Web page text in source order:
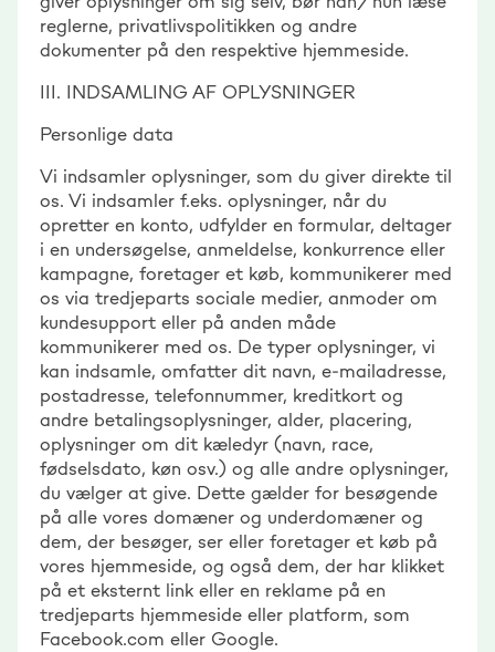
reglerne, privatlivspolitikken og andre
dokumenter på den respektive hjemmeside.
III. INDSAMLING AF OPLYSNINGER
Personlige data
Vi indsamler oplysninger, som du giver direkte til
os. Vi indsamler f.eks. oplysninger, når du
opretter en konto, udfylder en formular, deltager
i en undersøgelse, anmeldelse, konkurrence eller
kampagne, foretager et køb, kommunikerer med
os via tredjeparts sociale medier, anmoder om
kundesupport eller på anden måde
kommunikerer med os. De typer oplysninger, vi
kan indsamle, omfatter dit navn, e-mailadresse,
postadresse, telefonnummer, kreditkort og
andre betalingsoplysninger, alder, placering,
oplysninger om dit kæledyr (navn, race,
fødselsdato, køn osv.) og alle andre oplysninger,
du vælger at give. Dette gælder for besøgende
på alle vores domæner og underdomæner og
dem, der besøger, ser eller foretager et køb på
vores hjemmeside, og også dem, der har klikket
på et eksternt link eller en reklame på en
tredjeparts hjemmeside eller platform, som
Facebook.com eller Google.